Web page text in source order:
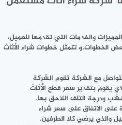
والخدمات التي تقدمها للعميل،
الخطوات،و تتمثل خطوات شراء الأثاث
مع الشركة تقوم الشركة
يقوم بتقدير سعر قطع الأثاث
ودرجة التلف اللاحق بها.
على الاتفاق على سعر شراء
والذي يرضي كلا الطرفين.